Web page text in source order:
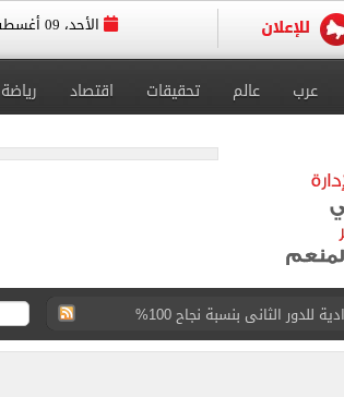
الأحد، 09 أغسطس 2026
عرب عالم تحقيقات اقتصاد رياضة
الثانى بنسبة نجاح 100%
والعصبية بمستشفى رأس الحكمة
السرطان مجددا مع والده